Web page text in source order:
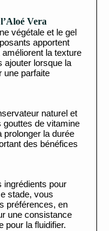
Vera
végétale et le gel
apportent
la texture
ajouter lorsque la
une parfaite
naturel et
gouttes de vitamine
prolonger la durée
des bénéfices
ingrédients pour
stade, vous
préférences, en
une consistance
pour la fluidifier.